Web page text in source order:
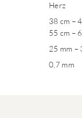
Herz
38 cm –
55 cm –
25 mm –
0,7 mm